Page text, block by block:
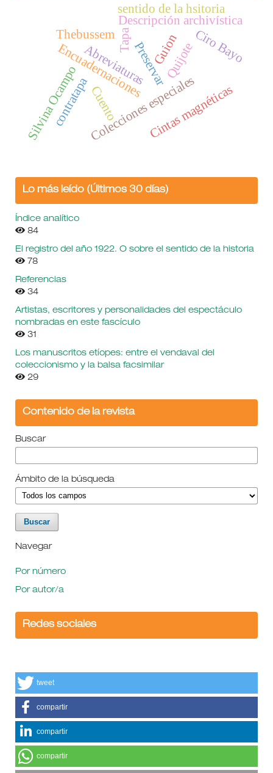
Colecciones especiales
Encuadernaciones
Tapa
Quijote
Descripción archivística
Cintas magnéticas
Guion
Cuento
Silvina Ocampo
Thebussem
sentido de la hsitoria
AbreviaturasPreservar Ciro Bayo
contratapa
Lo más leído (Últimos 30 días)
Índice analítico
84
El registro del año 1922. O sobre el sentido de la historia
78
Referencias
34
Artistas, escritores y personalidades del espectáculo
nombradas en este fascículo
31
Los manuscritos etíopes: entre el vendaval del
coleccionismo y la balsa facsimilar
29
Contenido de la revista
Buscar
Ámbito de la búsqueda
Navegar
Por número
Por autor/a
Redes sociales
tweet
compartir
compartir
compartir